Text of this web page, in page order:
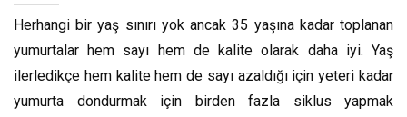
Herhangi bir yaş sınırı yok ancak 35 yaşına kadar toplanan
yumurtalar hem sayı hem de kalite olarak daha iyi. Yaş
ilerledikçe hem kalite hem de sayı azaldığı için yeteri kadar
yumurta dondurmak için birden fazla siklus yapmak